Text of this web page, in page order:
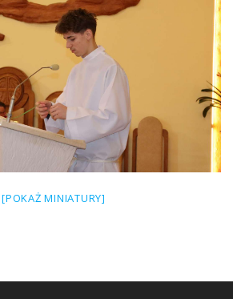
[POKAŻ MINIATURY]